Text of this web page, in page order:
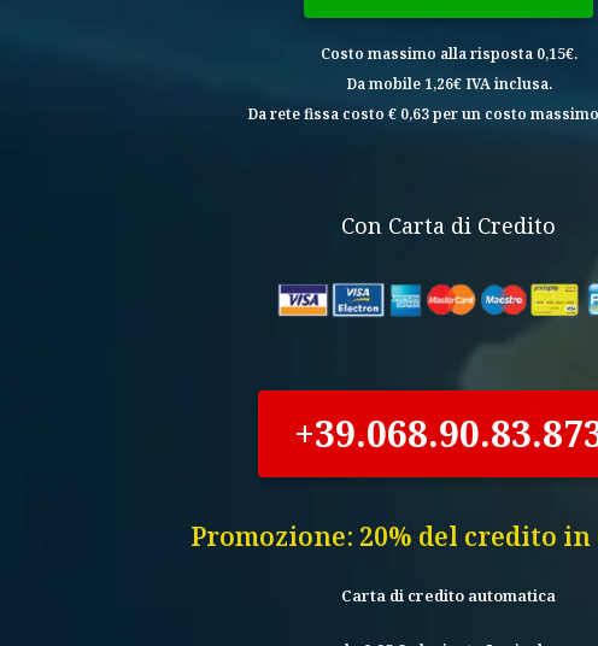
Costo massimo alla risposta 0,15€.
Da mobile 1,26€ IVA inclusa.
Da rete fissa costo € 0,63 per un costo
Con Carta di Credito
Promozione: 20% del credito in
Carta di credito automatica